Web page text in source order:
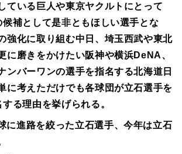
ている巨人や東京ヤクルトにとって
補として是非ともほしい選手とな
強化に取り組む中日、埼玉西武や東北
に磨きをかけたい阪神や横浜DeNA、
ンバーワンの選手を指名する北海道日
に考えただけでも各球団が立石選手を
する理由を挙げられる。
に進路を絞った立石選手、今年は立石